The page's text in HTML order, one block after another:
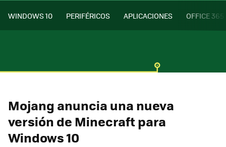
WINDOWS 10 PERIFÉRICOS APLICACIONES OFFICE 365
Mojang anuncia una nueva
versión de Minecraft para
Windows 10